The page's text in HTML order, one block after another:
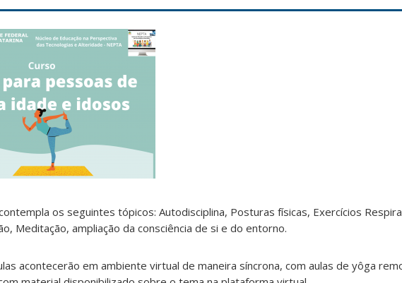
os seguintes tópicos: Autodisciplina, Posturas físicas, Exercícios
Meditação, ampliação da consciência de si e do entorno.
acontecerão em ambiente virtual de maneira síncrona, com aulas de yôga